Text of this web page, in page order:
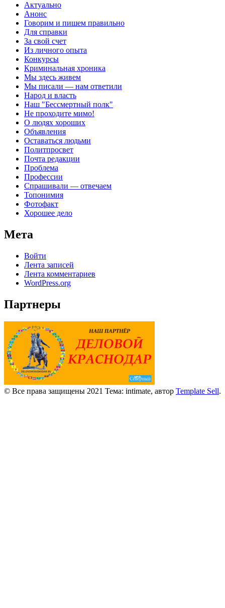
Актуально
Анонс
Говорим и пишем правильно
Для справки
За свой счет
Из личного опыта
Конкурсы
Криминальная хроника
Мы здесь живем
Мы писали — нам ответили
Народ и власть
Наш "Бессмертный полк"
Не проходите мимо!
О людях хороших
Объявления
Оставаться людьми
Политпросвет
Почта редакции
Проблема
Профессии
Спрашивали — отвечаем
Топонимия
Фотофакт
Хорошее дело
Мета
Войти
Лента записей
Лента комментариев
WordPress.org
Партнеры
© Все права защищены 2021 Тема: intimate, автор Template Sell.